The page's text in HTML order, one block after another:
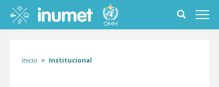
contenido
principal
Toggle
search
form
Inicio Institucional